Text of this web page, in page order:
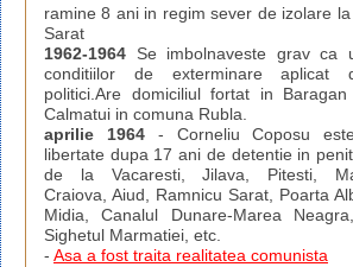
ramine 8 ani in regim sever de izolare la
Sarat
1962-1964 Se imbolnaveste grav ca
conditiilor de exterminare aplicat
politici.Are domiciliul fortat in
Calmatui in comuna Rubla.
aprilie 1964- Corneliu Coposu
libertate dupa 17 ani de detentie in
de la Vacaresti, Jilava, Pitesti,
Craiova, Aiud, Ramnicu Sarat, Poarta
Midia, Canalul Dunare-Marea
Sighetul Marmatiei, etc.
- Asa a fost traita realitatea comunista